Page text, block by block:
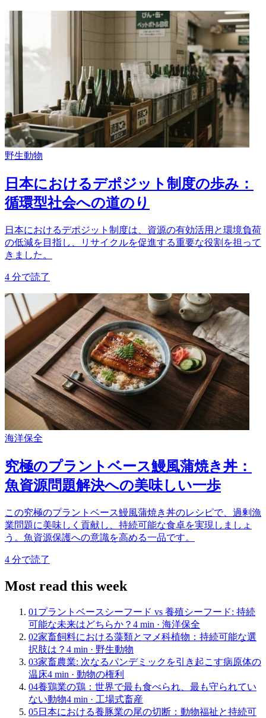
野生動物
日本におけるデポジット制度の歩み：
循環型社会への道のり
日本におけるデポジット制度は、資源の有効活用と環境負荷
の低減を目指し、リサイクルを促進する重要な役割を担って
きました。
4 分で読了
海洋保全
究極のプラントベース鰻風蒲焼き丼：
魚資源問題解決への美味しい一歩
この究極のプラントベース鰻風蒲焼き丼のレシピで、過剰漁
業問題に美味しく貢献し、持続可能な食卓を実現しましょ
う。魚資源保護への意識を高める一品です。
4 分で読了
Most read this week
01 プラントベースシーフード vs 養殖シーフード: 持続
可能な未来はどちらか？ 4 min · 海洋保全
02家畜飼料における藻類とマメ科植物：持続可能な選
択肢は？ 4 min · 野生動物
03家畜農業: 次なるパンデミックを引き起こす病原体の
温床4 min · 動物の権利
04養鶏業の鶏：世界で最も食べられ、最も守られてい
ない動物4 min · 工場式畜産
05日本における養豚業の尾の切断：動物福祉と持続可